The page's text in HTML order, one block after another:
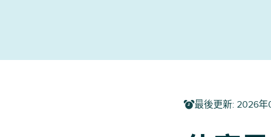
最後更新: 2026年